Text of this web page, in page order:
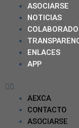
ASOCIARSE
NOTICIAS
ENLACES
APP
AEXCA
CONTACTO
ASOCIARSE